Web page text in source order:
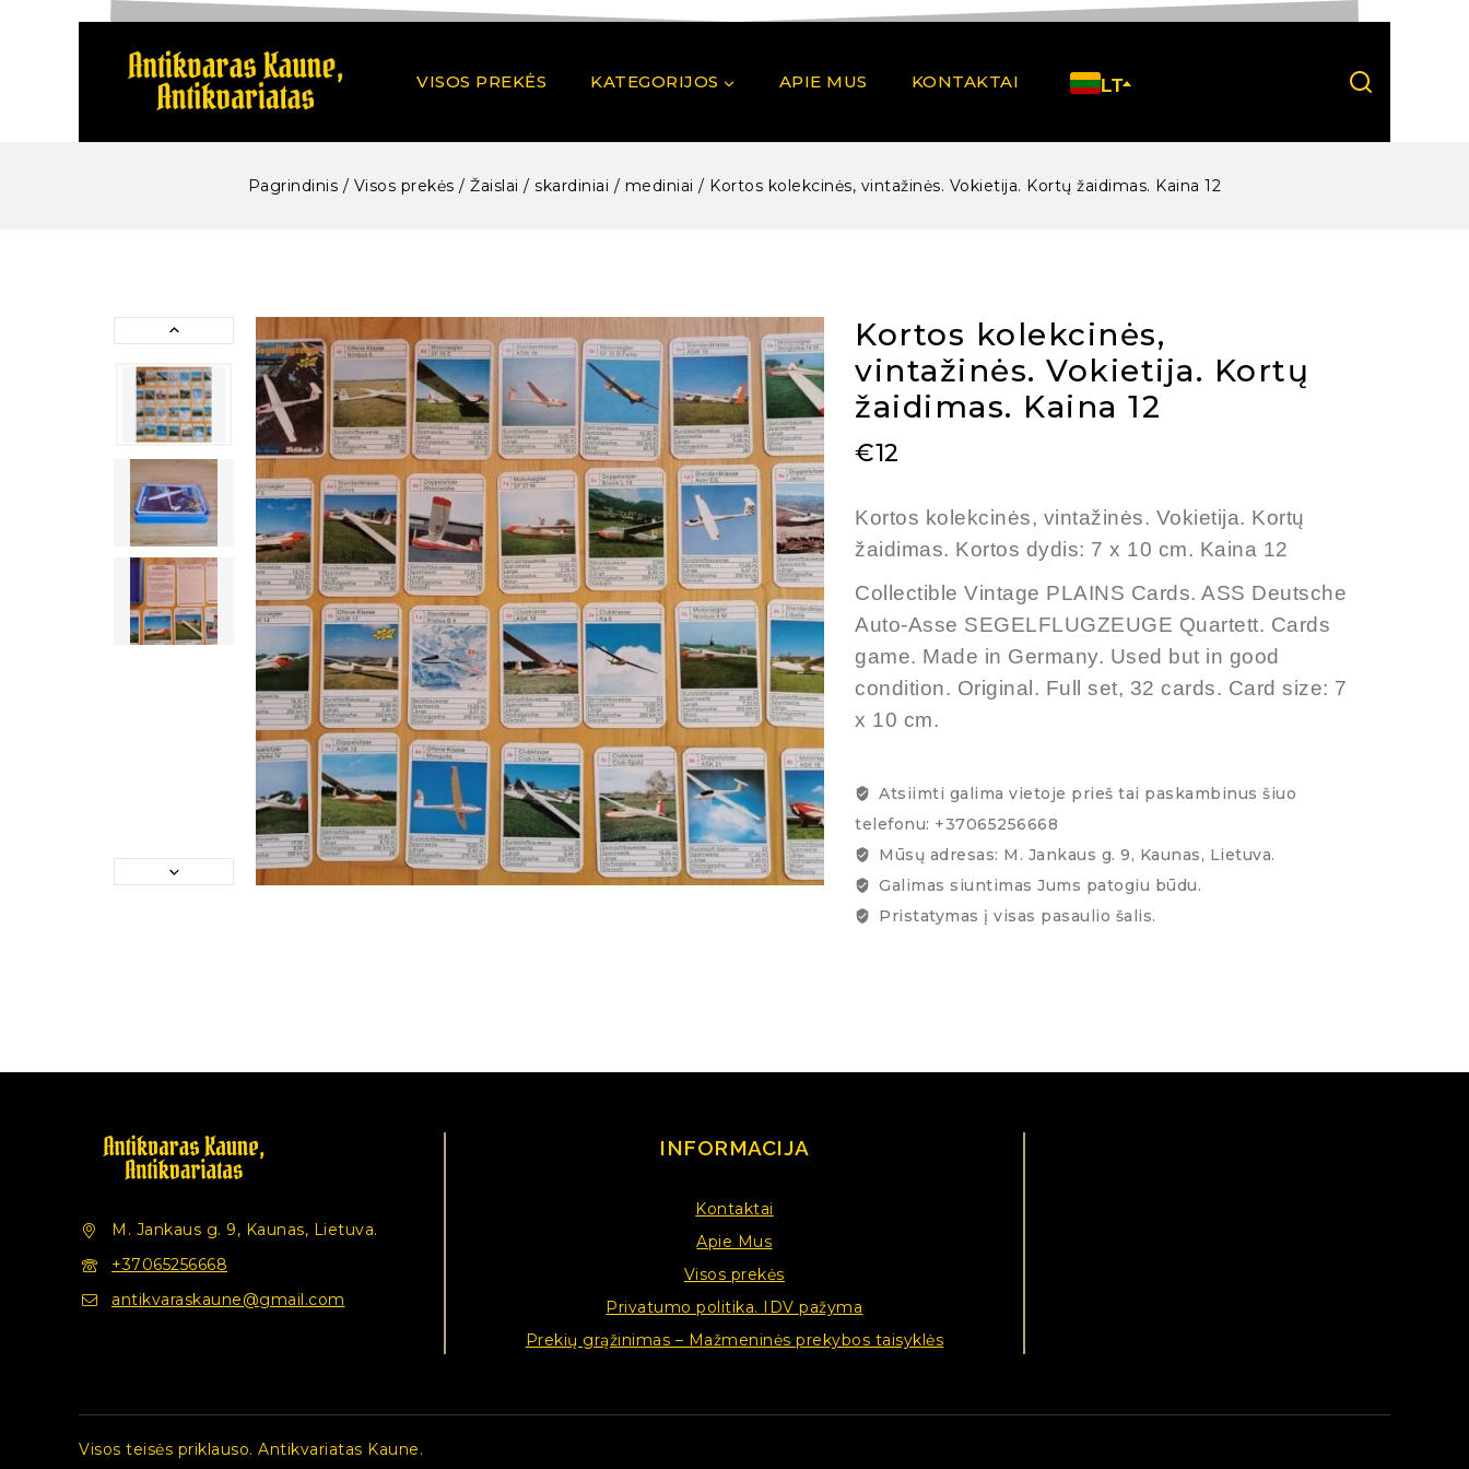
VISOS PREKĖS KATEGORIJOS APIE MUS KONTAKTAI LT
Pagrindinis / Visos prekės / Žaislai / skardiniai / mediniai / Kortos kolekcinės, vintažinės. Vokietija. Kortų žaidimas. Kaina 12
Kortos kolekcinės,
vintažinės. Vokietija. Kortų
žaidimas. Kaina 12
€12
Kortos kolekcinės, vintažinės. Vokietija. Kortų
žaidimas. Kortos dydis: 7 x 10 cm. Kaina 12
Collectible Vintage PLAINS Cards. ASS Deutsche
Auto-Asse SEGELFLUGZEUGE Quartett. Cards
game. Made in Germany. Used but in good
condition. Original. Full set, 32 cards. Card size: 7
x 10 cm.
Atsiimti galima vietoje prieš tai paskambinus šiuo
telefonu: +37065256668
Mūsų adresas: M. Jankaus g. 9, Kaunas, Lietuva.
Galimas siuntimas Jums patogiu būdu.
Pristatymas į visas pasaulio šalis.
M. Jankaus g. 9, Kaunas, Lietuva.
+37065256668
antikvaraskaune@gmail.com
INFORMACIJA
Kontaktai
Apie Mus
Visos prekės
Privatumo politika. IDV pažyma
Prekių grąžinimas – Mažmeninės prekybos taisyklės
Visos teisės priklauso. Antikvariatas Kaune.